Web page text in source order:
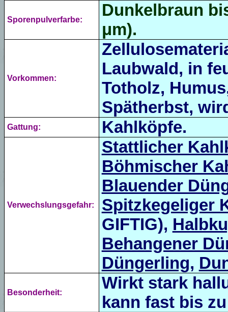
Sporenpulverfarbe:
Dunkelbraun
μm).
Vorkommen:
Laubwald, in
Totholz,
Spätherbst,
Gattung: Kahlköpfe.
Verwechslungsgefahr:
Stattlicher
Böhmischer
Blauender
Spitzkegeliger
GIFTIG),
Behangener
Düngerling,
Besonderheit:
Wirkt stark
kann fast bis